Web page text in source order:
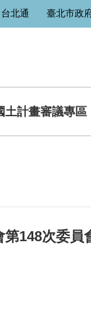
台北通 臺北市政
土計畫審議專區
148次委員